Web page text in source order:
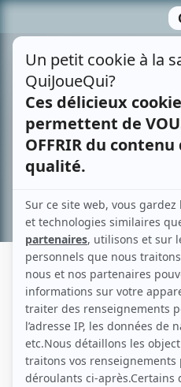
contenu
OVILA LÉGARÉ
Liens
Fiche de Ovila Légaré sur Showbizz.net